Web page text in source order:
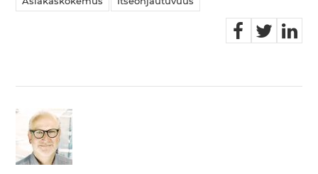
Asiakaskokemus Itseohjautuvuus